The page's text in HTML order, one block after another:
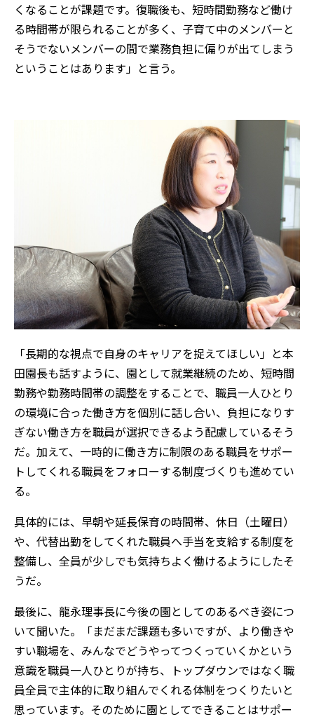
くなることが課題です。復職後も、短時間勤務など働け
る時間帯が限られることが多く、子育て中のメンバーと
そうでないメンバーの間で業務負担に偏りが出てしまう
ということはあります」と言う。
「長期的な視点で自身のキャリアを捉えてほしい」と本
田園長も話すように、園として就業継続のため、短時間
勤務や勤務時間帯の調整をすることで、職員一人ひとり
の環境に合った働き方を個別に話し合い、負担になりす
ぎない働き方を職員が選択できるよう配慮しているそう
だ。加えて、一時的に働き方に制限のある職員をサポー
トしてくれる職員をフォローする制度づくりも進めてい
る。
具体的には、早朝や延長保育の時間帯、休日（土曜日）
や、代替出勤をしてくれた職員へ手当を支給する制度を
整備し、全員が少しでも気持ちよく働けるようにしたそ
うだ。
最後に、龍永理事長に今後の園としてのあるべき姿につ
いて聞いた。「まだまだ課題も多いですが、より働きや
すい職場を、みんなでどうやってつくっていくかという
意識を職員一人ひとりが持ち、トップダウンではなく職
員全員で主体的に取り組んでくれる体制をつくりたいと
思っています。そのために園としてできることはサポー